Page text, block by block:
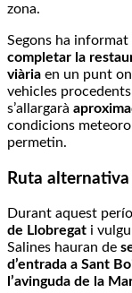
zona.
Segons ha
completar la
viària en un punt
vehicles procedents
s’allargarà
condicions
permetin.
Ruta
Durant aquest
de Llobregat i
Salines hauran de
d’entrada a Sant
l’avinguda de la